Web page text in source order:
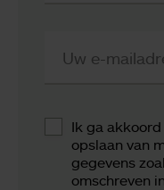
Uw e-
Ik ga
opslaan van
gegevens
omschreven